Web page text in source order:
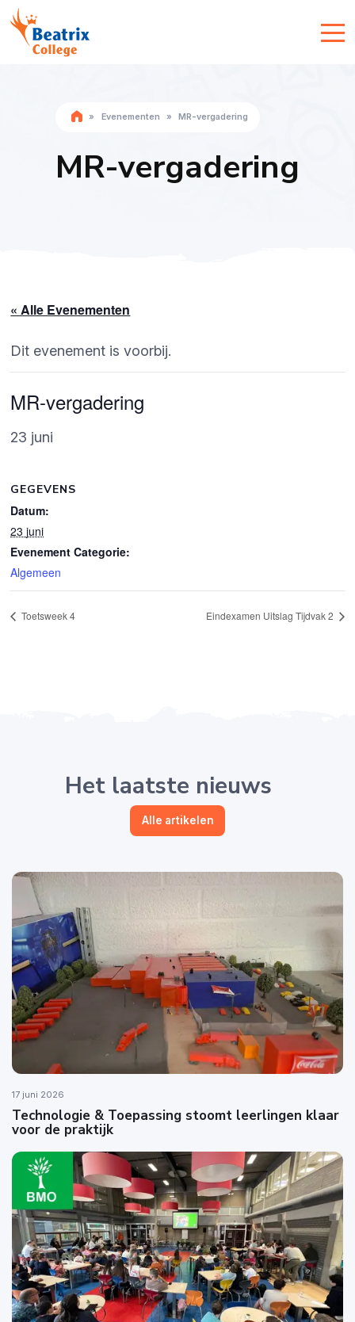
» Evenementen » MR-vergadering
MR-vergadering
« Alle Evenementen
Dit evenement is voorbij.
MR-vergadering
23 juni
GEGEVENS
Datum:
23 juni
Evenement Categorie:
Algemeen
Toetsweek 4 Eindexamen Uitslag Tijdvak 2
Het laatste nieuws
Alle artikelen
17 juni 2026
Technologie & Toepassing stoomt leerlingen klaar
voor de praktijk